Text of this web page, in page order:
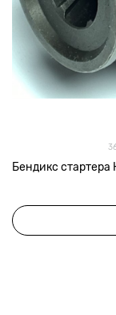
Бендикс стартера